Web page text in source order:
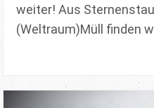
weiter! Aus
(Weltraum)Müll finden